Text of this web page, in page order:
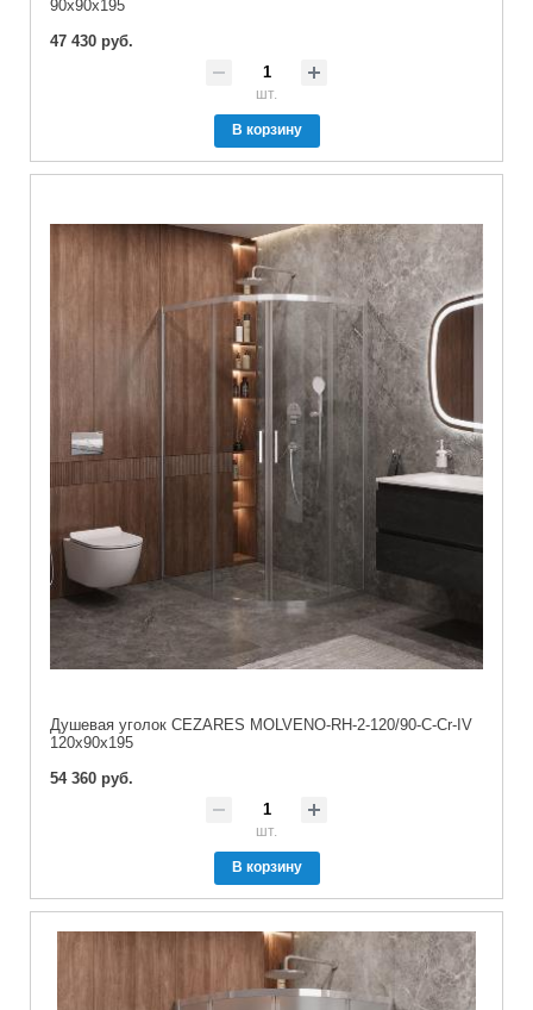
90x90x195
47 430 руб.
шт.
В корзину
Душевая уголок CEZARES MOLVENO-RH-2-120/90-C-Cr-IV
120x90x195
54 360 руб.
шт.
В корзину